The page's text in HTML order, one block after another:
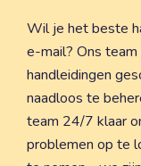
Wil je het beste
e-mail? Ons
handleidingen
naadloos te
team 24/7 klaar
problemen op te